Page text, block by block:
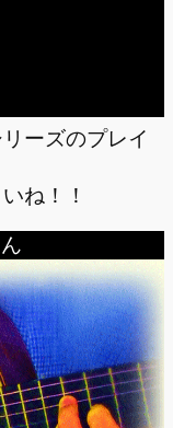
ーズのプレイ
ね！！